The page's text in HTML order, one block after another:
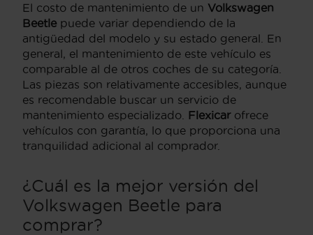
El costo de mantenimiento de un Volkswagen
Beetle puede variar dependiendo de la
antigüedad del modelo y su estado general. En
general, el mantenimiento de este vehículo es
comparable al de otros coches de su categoría.
Las piezas son relativamente accesibles, aunque
es recomendable buscar un servicio de
mantenimiento especializado. Flexicarofrece
vehículos con garantía, lo que proporciona una
tranquilidad adicional al comprador.
¿Cuál es la mejor versión del
Volkswagen Beetle para
comprar?